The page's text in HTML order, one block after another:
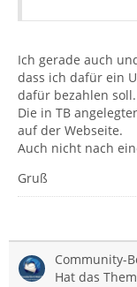
Ich gerade auch
dass ich dafür ein
dafür bezahlen soll.
Die in TB
auf der Webseite.
Auch nicht nach
Gruß
Community-
Hat das